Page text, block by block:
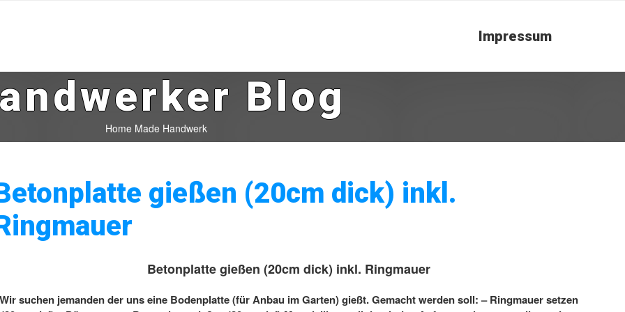
Impressum
Blog
Home Made Handwerk
gießen (20cm dick) inkl.
Betonplatte gießen (20cm dick) inkl. Ringmauer
suchen jemanden der uns eine Bodenplatte (für Anbau im Garten) gießt. Gemacht werden soll: – Ringmauer setzen